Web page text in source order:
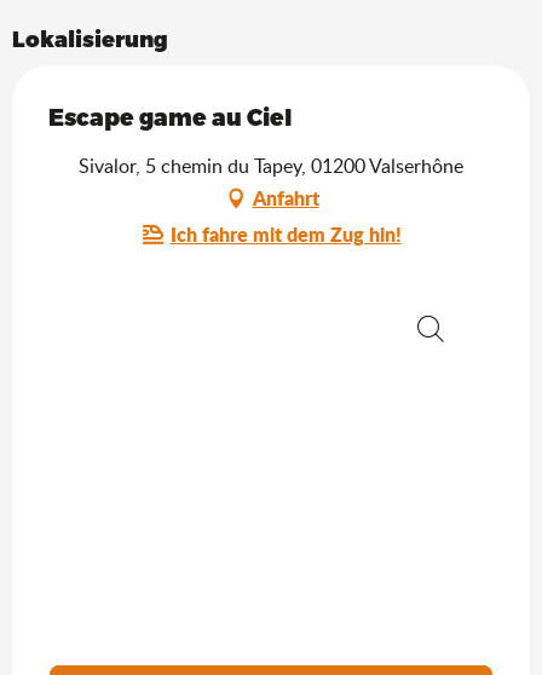
Lokalisierung
Escape game au Ciel
Sivalor, 5 chemin du Tapey, 01200 Valserhône
Anfahrt
Ich fahre mit dem Zug hin!